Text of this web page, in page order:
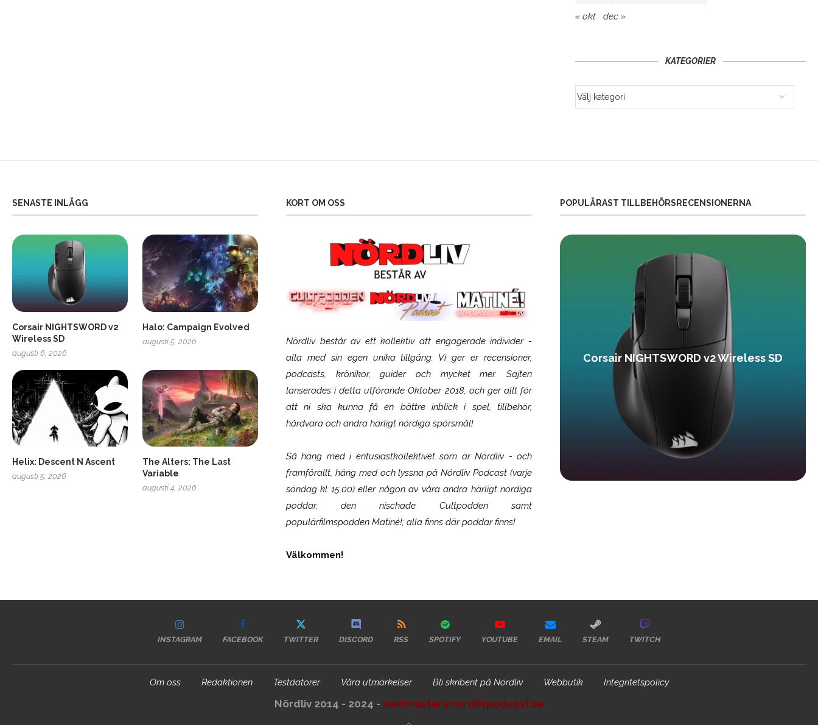
« okt dec »
KATEGORIER
SENASTE INLÄGG
Corsair NIGHTSWORD v2
Wireless SD
augusti 6, 2026
Halo: Campaign Evolved
augusti 5, 2026
Helix: Descent N Ascent
augusti 5, 2026
The Alters: The Last
Variable
augusti 4, 2026
KORT OM OSS
Nördliv består av ett kollektiv att engagerade individer -
alla med sin egen unika tillgång. Vi ger er recensioner,
podcasts, krönikor, guider och mycket mer. Sajten
lanserades i detta utförande Oktober 2018, och ger allt för
att ni ska kunna få en bättre inblick i spel, tillbehör,
hårdvara och andra härligt nördiga spörsmål!
Så häng med i entusiastkollektivet som ärNördliv- och
framförallt, häng med och lyssna på Nördliv Podcast (varje
söndag kl 15.00) eller någon av våra andra härligt nördiga
poddar, den nischade Cultpodden samt
populärfilmspodden Matiné!; alla finns där poddar finns!
Välkommen!
POPULÄRAST TILLBEHÖRSRECENSIONERNA
SCUF Gaming Omega Corsair NIGHTSWORD v2 Wireless SD
INSTAGRAM FACEBOOK TWITTER DISCORD RSS SPOTIFY YOUTUBE EMAIL STEAM TWITCH
Om oss Redaktionen Testdatorer Våra utmärkelser Bli skribent på Nördliv Webbutik Integritetspolicy
Nördliv 2014 - 2024 - webmaster@nordlivpodcast.se